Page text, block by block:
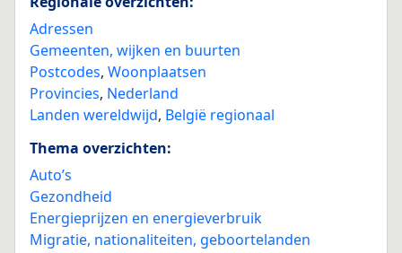
Adressen
Gemeenten, wijken en buurten
Postcodes, Woonplaatsen
Provincies, Nederland
Landen wereldwijd, België regionaal
Thema overzichten:
Auto’s
Gezondheid
Energieprijzen en energieverbruik
Migratie, nationaliteiten, geboortelanden